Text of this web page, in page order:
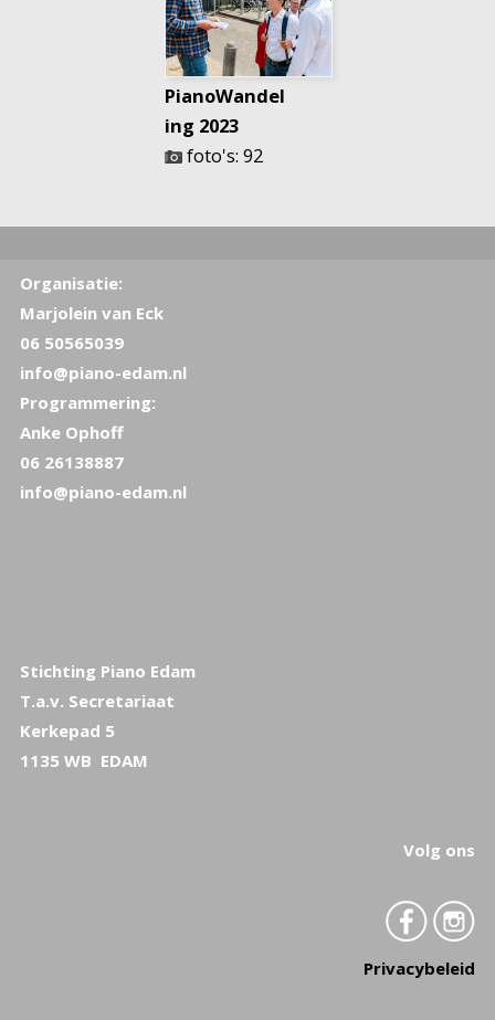
PianoWandel
ing 2023
foto's: 92
Organisatie:
Marjolein van Eck
06 50565039
info@piano-edam.nl
Programmering:
Anke Ophoff
06 26138887
info@piano-edam.nl
Stichting Piano Edam
T.a.v. Secretariaat
Kerkepad 5
1135 WB EDAM
Volg ons
Privacybeleid